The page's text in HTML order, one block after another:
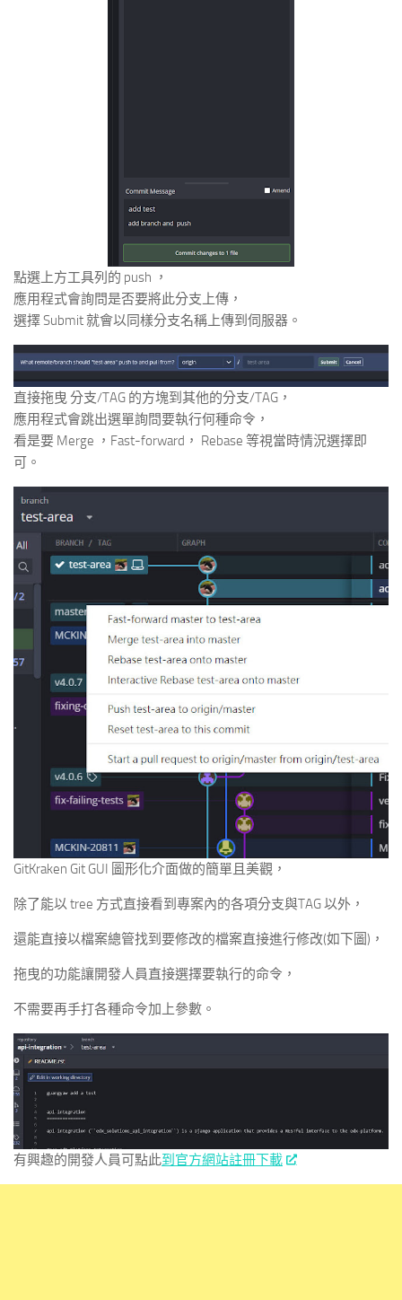
點選上方工具列的 push ，
應用程式會詢問是否要將此分支上傳，
選擇 Submit 就會以同樣分支名稱上傳到伺服器。
直接拖曳 分支/TAG 的方塊到其他的分支/TAG，
應用程式會跳出選單詢問要執行何種命令，
看是要 Merge ，Fast-forward， Rebase 等視當時情況選擇即
可。
GitKraken Git GUI 圖形化介面做的簡單且美觀，
除了能以 tree 方式直接看到專案內的各項分支與TAG 以外，
還能直接以檔案總管找到要修改的檔案直接進行修改(如下圖)，
拖曳的功能讓開發人員直接選擇要執行的命令，
不需要再手打各種命令加上參數。
有興趣的開發人員可點此到官方網站註冊下載